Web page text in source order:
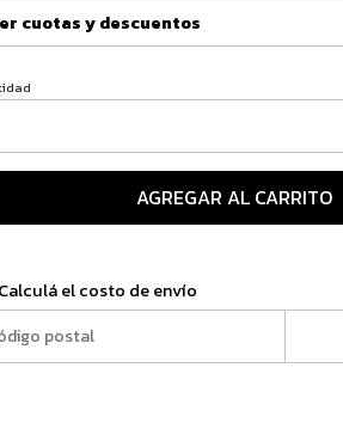
cuotas y descuentos
AGREGAR AL CARRITO
el costo de envío